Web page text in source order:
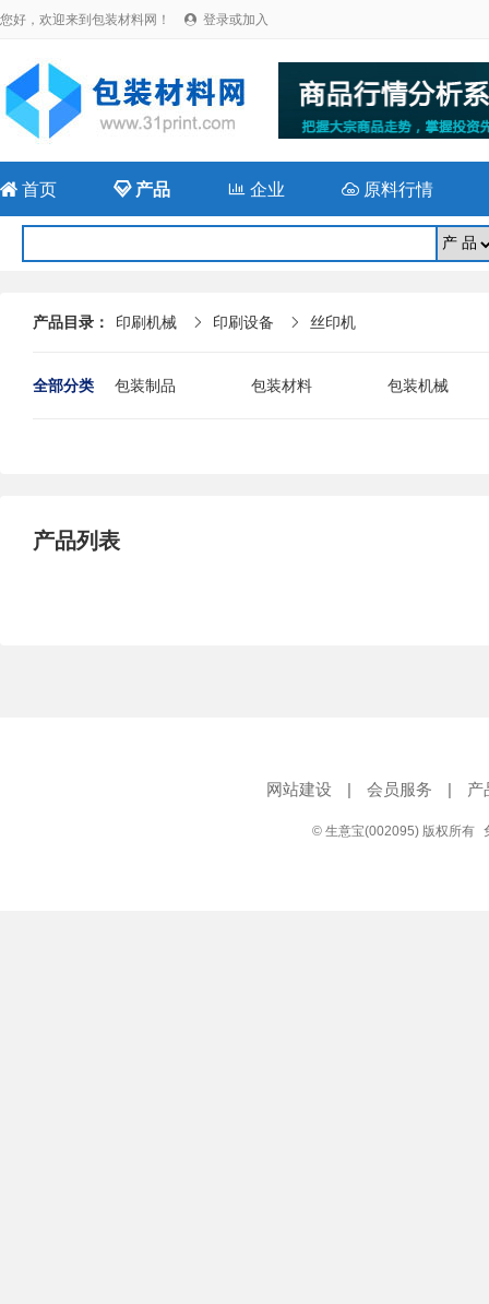
您好，欢迎来到包装材料网！  登录或加入
 首页 产品 企业 原料行情
产品目录： 印刷机械  印刷设备  丝印机
全部分类 包装制品 包装材料 包装机械
产品列表
网站建设 | 会员服务 | 产
© 生意宝(002095) 版权所有